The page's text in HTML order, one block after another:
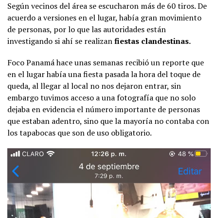
Según vecinos del área se escucharon más de 60 tiros. De
acuerdo a versiones en el lugar, había gran movimiento
de personas, por lo que las autoridades están
investigando si ahí se realizanfiestas clandestinas.
Foco Panamá hace unas semanas recibió un reporte que
en el lugar había una fiesta pasada la hora del toque de
queda, al llegar al local no nos dejaron entrar, sin
embargo tuvimos acceso a una fotografía que no solo
dejaba en evidencia el número importante de personas
que estaban adentro, sino que la mayoría no contaba con
los tapabocas que son de uso obligatorio.